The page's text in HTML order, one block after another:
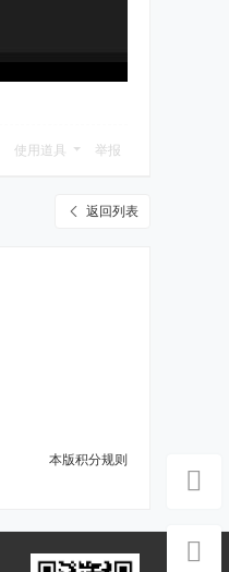
使用道具 举报
返回列表
本版积分规则